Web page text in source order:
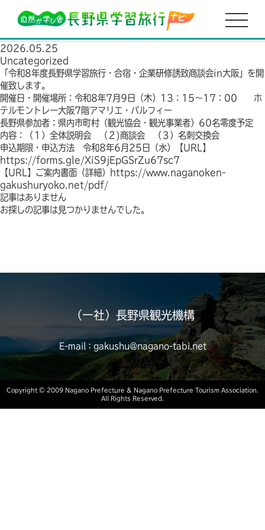
HOME
「令和8年度長野県学習旅行・合宿・企業研修誘致商談会in大阪」を開
2026.05.25
Uncategorized
「令和8年度長野県学習旅行・合宿・企業研修誘致商談会in大阪」を開
催致します。
開催日・開催場所：令和8年7月9日（木）13：15～17：00 ホ
テルモントレー大阪7階アマリエ・パルフィー
長野県参加者：県内市町村（観光協会・観光事業者）60名零度予定
内容：（１）全体説明会 （２)商談会 （３）名刺交換会
申込期限・申込方法 令和8年6月25日（水）【URL】
https://forms.gle/XiS9jEpGSrZu67sc7
【URL】ご案内書面（詳細）https://www.naganoken-
gakushuryoko.net/pdf/
記事はありません
お探しの記事は見つかりませんでした。
（一社）長野県観光機構
E-mail：gakushu@nagano-tabi.net
Copyright ©︎ 2009 Nagano Prefecture & Nagano Prefecture Tourism Association.
All Rights Reserved.